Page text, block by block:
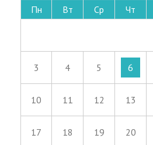
Пн Вт Ср Чт
3 4 5 6
10 11 12 13
17 18 19 20